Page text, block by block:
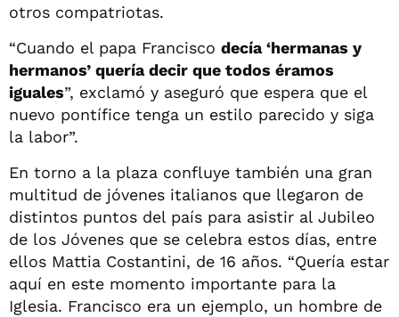
otros compatriotas.
“Cuando el papa Francisco decía ‘hermanas y
hermanos’ quería decir que todos éramos
iguales”, exclamó y aseguró que espera que el
nuevo pontífice tenga un estilo parecido y siga
la labor”.
En torno a la plaza confluye también una gran
multitud de jóvenes italianos que llegaron de
distintos puntos del país para asistir al Jubileo
de los Jóvenes que se celebra estos días, entre
ellos Mattia Costantini, de 16 años. “Quería estar
aquí en este momento importante para la
Iglesia. Francisco era un ejemplo, un hombre de